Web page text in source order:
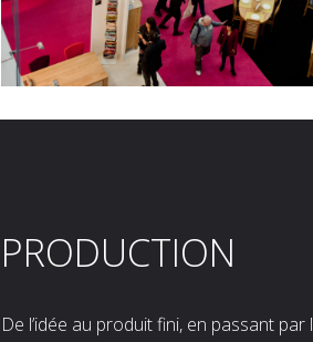
PRODUCTION
De l’idée au produit fini, en passant